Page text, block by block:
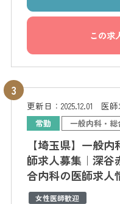
この求
更新日： 2025.12.01 医
常勤 一般内科・総
【埼玉県】一般
師求人募集｜深谷
合内科の医師求人
女性医師歓迎